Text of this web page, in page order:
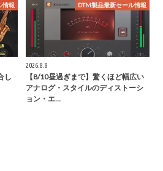
情報
し
DTM製品最新セール情報
2026.8.8
【8/10昼過ぎまで】驚くほど幅広い
アナログ・スタイルのディストーシ
ョン・エ…